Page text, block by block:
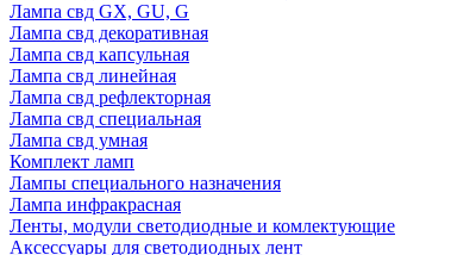
Лампа свд GX, GU, G
Лампа свд декоративная
Лампа свд капсульная
Лампа свд линейная
Лампа свд рефлекторная
Лампа свд специальная
Лампа свд умная
Комплект ламп
Лампы специального назначения
Лампа инфракрасная
Ленты, модули светодиодные и комлектующие
Аксессуары для светодиодных лент